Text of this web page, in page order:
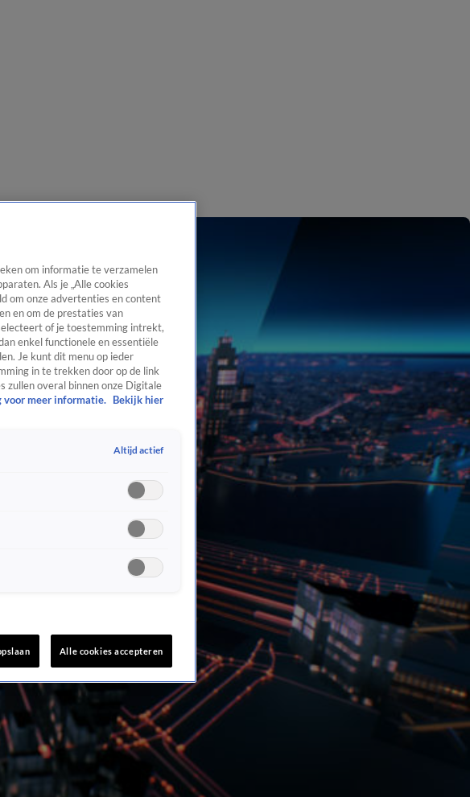
om informatie te verzamelen
Als je „Alle cookies
om onze advertenties en content
en om de prestaties van
of je toestemming intrekt,
enkel functionele en essentiële
Je kunt dit menu op ieder
in te trekken door op de link
zullen overal binnen onze Digitale
voor meer informatie.
Bekijk hier
Altijd actief
Alle cookies accepteren